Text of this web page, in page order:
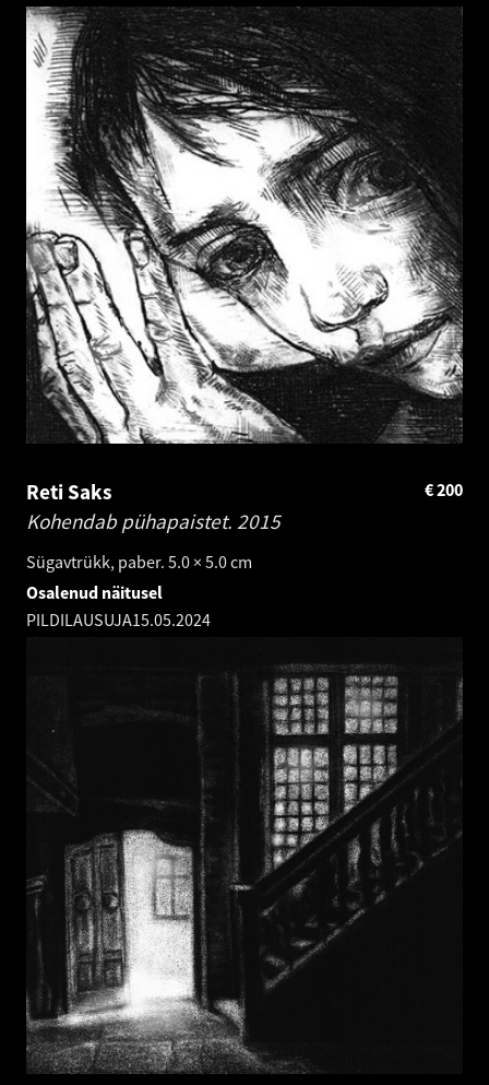
Reti Saks
Kohendab pühapaistet. 2015
Sügavtrükk, paber. 5.0 × 5.0 cm
200
€
Osalenud näitusel
PILDILAUSUJA15.05.2024